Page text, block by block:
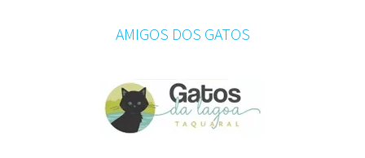
AMIGOS DOS GATOS